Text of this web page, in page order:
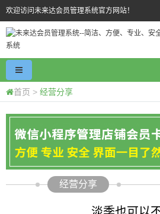
欢迎访问未来达会员管理系统官方网站！
首页 > 经营分享
经营分享